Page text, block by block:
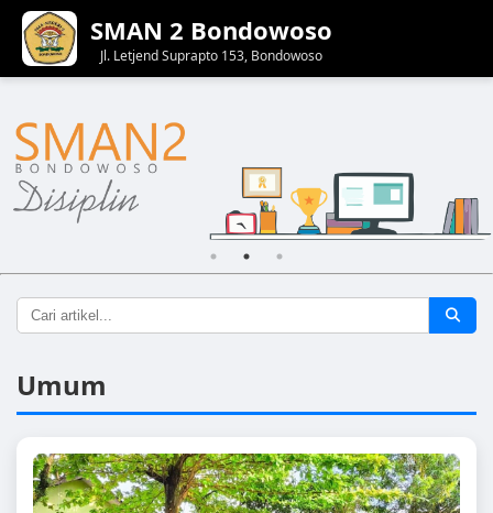
SMAN 2 Bondowoso
Jl. Letjend Suprapto 153, Bondowoso
Umum